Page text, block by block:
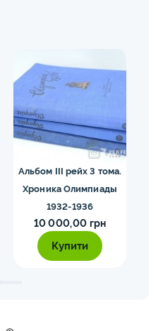
Альбом III рейх 3 тома.
Хроника Олимпиады
1932-1936
10 000,00 грн
Купити